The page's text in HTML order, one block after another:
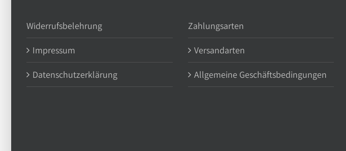
Widerrufsbelehrung
Impressum
Datenschutzerklärung
Zahlungsarten
Versandarten
Allgemeine Geschäftsbedingungen